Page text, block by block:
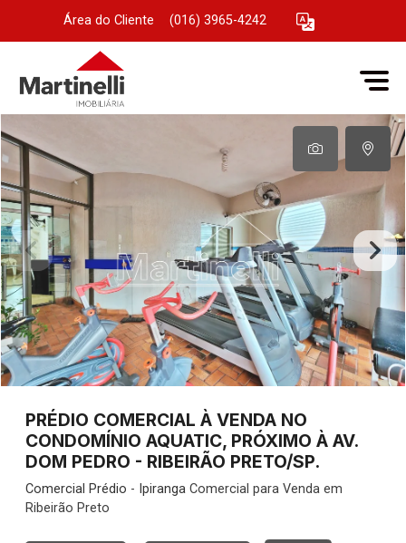
Área do Cliente (016) 3965-4242
PRÉDIO COMERCIAL À VENDA NO
CONDOMÍNIO AQUATIC, PRÓXIMO À AV.
DOM PEDRO - RIBEIRÃO PRETO/SP.
Comercial Prédio - Ipiranga Comercial para Venda em
Ribeirão Preto